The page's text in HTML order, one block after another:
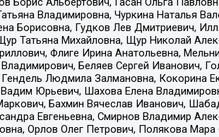
Владимировна, Чуркина Наталья
Борисовна, Гудков Лев Дмитриевич,
Татьяна Михайловна, Щур Николай
Флиге Ирина Анатольевна,
Беляев Сергей Иванович,
Людмила Залмановна, Кокорина
Юрьевич, Шахова Елена
Бахмин Вячеслав Иванович,
Евгеньевна, Смирнов Владимир
Орлов Олег Петрович, Полякова